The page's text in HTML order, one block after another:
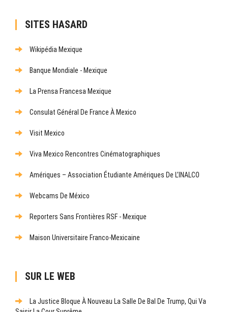
SITES HASARD
Wikipédia Mexique
Banque Mondiale - Mexique
La Prensa Francesa Mexique
Consulat Général De France À Mexico
Visit Mexico
Viva Mexico Rencontres Cinématographiques
Amériques – Association Étudiante Amériques De L’INALCO
Webcams De México
Reporters Sans Frontières RSF - Mexique
Maison Universitaire Franco-Mexicaine
SUR LE WEB
La Justice Bloque À Nouveau La Salle De Bal De Trump, Qui Va